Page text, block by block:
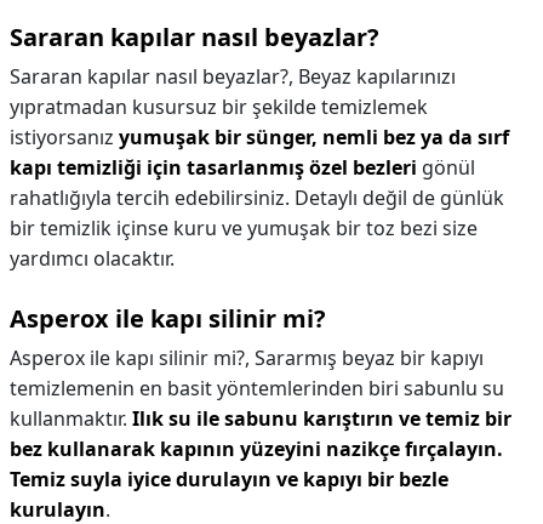
Sararan kapılar nasıl beyazlar?
Sararan kapılar nasıl beyazlar?, Beyaz kapılarınızı
yıpratmadan kusursuz bir şekilde temizlemek
istiyorsanız yumuşak bir sünger, nemli bez ya da sırf
kapı temizliği için tasarlanmış özel bezleri gönül
rahatlığıyla tercih edebilirsiniz. Detaylı değil de günlük
bir temizlik içinse kuru ve yumuşak bir toz bezi size
yardımcı olacaktır.
Asperox ile kapı silinir mi?
Asperox ile kapı silinir mi?, Sararmış beyaz bir kapıyı
temizlemenin en basit yöntemlerinden biri sabunlu su
kullanmaktır. Ilık su ile sabunu karıştırın ve temiz bir
bez kullanarak kapının yüzeyini nazikçe fırçalayın.
Temiz suyla iyice durulayın ve kapıyı bir bezle
kurulayın.